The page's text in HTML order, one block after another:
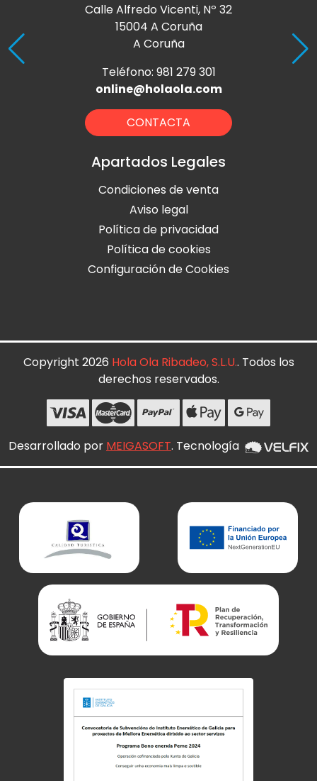
Calle Alfredo Vicenti, Nº 32
15004 A Coruña
A Coruña
Teléfono: 981 279 301
online@holaola.com
CONTACTA
Apartados Legales
Condiciones de venta
Aviso legal
Política de privacidad
Política de cookies
Configuración de Cookies
Copyright 2026 Hola Ola Ribadeo, S.L.U.. Todos los
derechos reservados.
Desarrollado por MEIGASOFT. Tecnología